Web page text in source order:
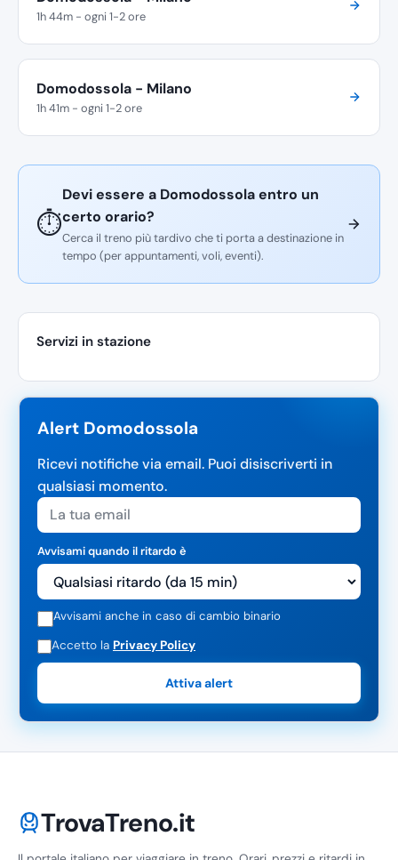
1h 44m - ogni 1-2 ore
Domodossola - Milano
1h 41m - ogni 1-2 ore
⏱️
Devi essere a Domodossola entro un
certo orario?
Cerca il treno più tardivo che ti porta a destinazione in
tempo (per appuntamenti, voli, eventi).
Servizi in stazione
Alert Domodossola
Ricevi notifiche via email. Puoi disiscriverti in
qualsiasi momento.
Avvisami quando il ritardo è
Avvisami anche in caso di cambio binario
Accetto la Privacy Policy
Attiva alert
TrovaTreno.it